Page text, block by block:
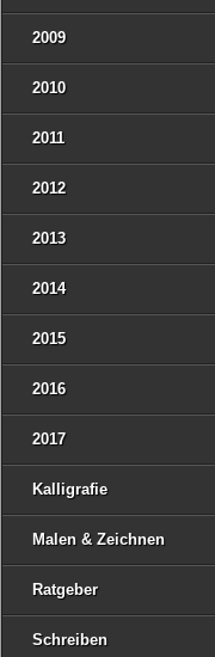
2009
2010
2011
2012
2013
2014
2015
2016
2017
Kalligrafie
Malen & Zeichnen
Ratgeber
Schreiben